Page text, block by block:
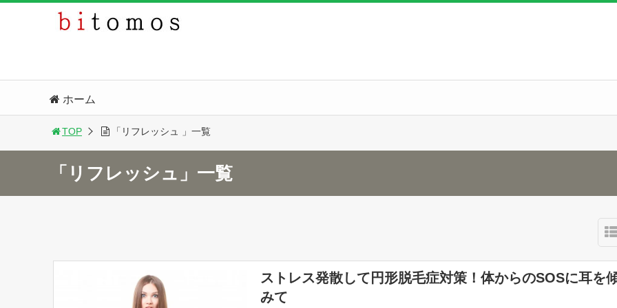
ホーム
TOP 「リフレッシュ 」一覧
「リフレッシュ」一覧
ストレス発散して円形脱毛症対策！体からのSOSに耳を
みて